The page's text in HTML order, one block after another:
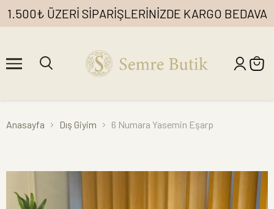
1.500₺ ÜZERİ SİPARİŞLERİNİZDE KARGO BEDAVA
Anasayfa Dış Giyim 6 Numara Yasemin Eşarp